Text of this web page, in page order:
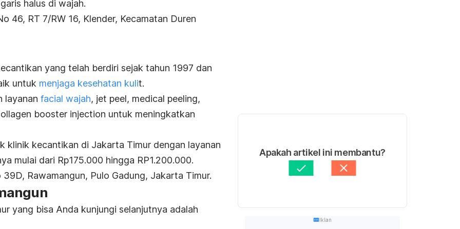
halus di wajah.
46, RT 7/RW 16, Klender, Kecamatan Duren
yang telah berdiri sejak tahun 1997 dan
untuk menjaga kesehatan kulit.
layanan facial wajah, jet peel, medical peeling,
booster injection untuk meningkatkan
klinik kecantikan di Jakarta Timur dengan layanan
mulai dari Rp175.000 hingga RP1.200.000.
Rawamangun, Pulo Gadung, Jakarta Timur.
yang bisa Anda kunjungi selanjutnya adalah
Apakah artikel ini membantu?
Iklan